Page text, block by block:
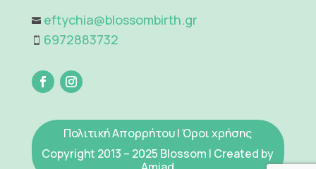
eftychia@blossombirth.gr
 6972883732
Πολιτική Απορρήτου|Όροι χρήσης
Copyright 2013 – 2025 Blossom | Created by